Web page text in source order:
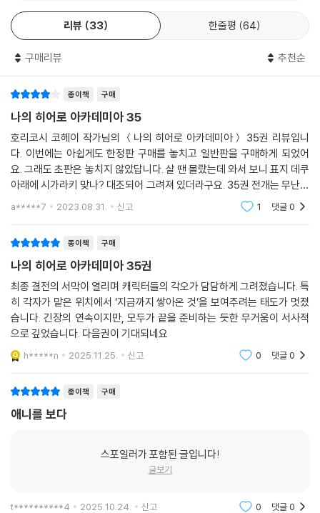
리뷰 33 한줄평 64
구매리뷰 추천순
종이책 구매
나의 히어로 아카데미아 35
호리코시 코헤이 작가님의 ＜나의 히어로 아카데미아＞ 35권 리뷰입니
다. 이번에는 아쉽게도 한정판 구매를 놓치고 일반판을 구매하게 되었어
요. 그래도 초판은 놓치지 않았답니다. 살 땐 몰랐는데 와서 보니 표지 데쿠
아래에 시가라키 맞나? 대조되어 그려져 있더라구요. 35권 전개는 무난하
게 봤던 것 같습니다. 결전이 벌어질 것 같고, 저도 힘내서 마저 끝까지 봐
a*****7 2023.08.31. 신고 1 댓글0
종이책 구매
나의 히어로 아카데미아 35권
최종 결전의 서막이 열리며 캐릭터들의 각오가 담담하게 그려졌습니다. 특
히 각자가 맡은 위치에서 ‘지금까지 쌓아온 것’을 보여주려는 태도가 멋졌
습니다. 긴장의 연속이지만, 모두가 끝을 준비하는 듯한 무거움이 서사적
으로 깊었습니다. 다음권이 기대되네요
h*****n 2025.11.25. 신고 0 댓글0
종이책 구매
애니를 보다
스포일러가 포함된 글입니다!
글보기
t**********4 2025.10.24. 신고 0 댓글0